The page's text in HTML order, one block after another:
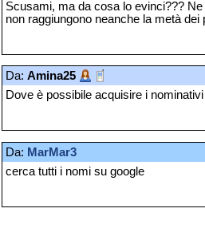
Scusami, ma da cosa lo evinci???
non raggiungono neanche la metà dei
Da: Amina25
Dove è possibile acquisire i
Da: MarMar3
cerca tutti i nomi su google